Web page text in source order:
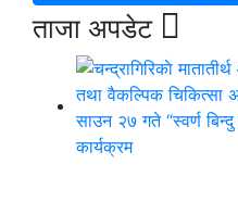
ताजा अपडेट